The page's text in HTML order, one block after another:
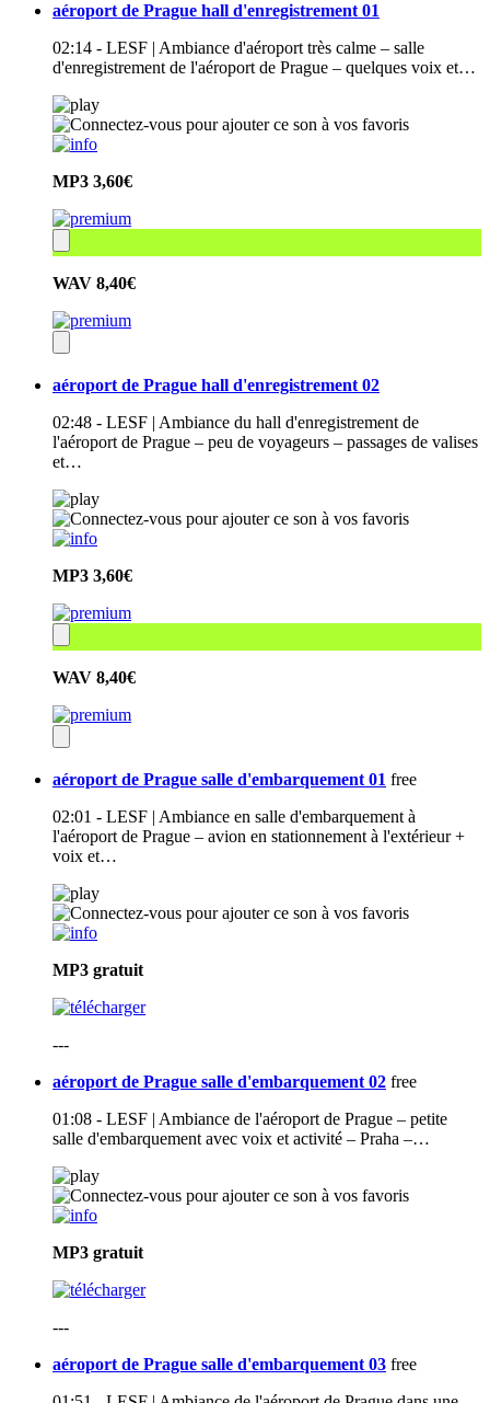
aéroport de Prague hall d'enregistrement 01
02:14 - LESF | Ambiance d'aéroport très calme – salle
d'enregistrement de l'aéroport de Prague – quelques voix et…
MP3 3,60€
WAV 8,40€
aéroport de Prague hall d'enregistrement 02
02:48 - LESF | Ambiance du hall d'enregistrement de
l'aéroport de Prague – peu de voyageurs – passages de valises
et…
MP3 3,60€
WAV 8,40€
aéroport de Prague salle d'embarquement 01 free
02:01 - LESF | Ambiance en salle d'embarquement à
l'aéroport de Prague – avion en stationnement à l'extérieur +
voix et…
MP3 gratuit
---
aéroport de Prague salle d'embarquement 02 free
01:08 - LESF | Ambiance de l'aéroport de Prague – petite
salle d'embarquement avec voix et activité – Praha –…
MP3 gratuit
---
aéroport de Prague salle d'embarquement 03 free